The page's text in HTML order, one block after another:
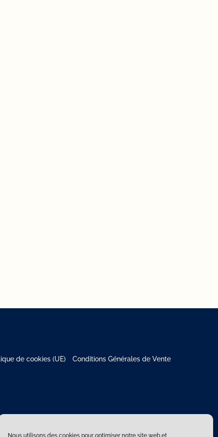
Nous utilisons des cookies pour optimiser notre site web et
de cookies (UE) Conditions Générales de Vente